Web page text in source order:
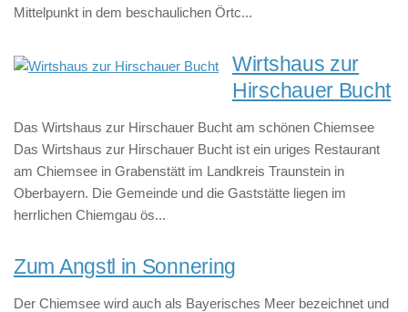
Mittelpunkt in dem beschaulichen Örtc...
Wirtshaus zur
Hirschauer Bucht
Das Wirtshaus zur Hirschauer Bucht am schönen Chiemsee
Das Wirtshaus zur Hirschauer Bucht ist ein uriges Restaurant
am Chiemsee in Grabenstätt im Landkreis Traunstein in
Oberbayern. Die Gemeinde und die Gaststätte liegen im
herrlichen Chiemgau ös...
Zum Angstl in Sonnering
Der Chiemsee wird auch als Bayerisches Meer bezeichnet und